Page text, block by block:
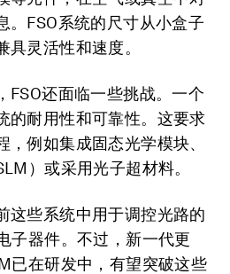
。FSO系统的尺寸从小盒子
灵活性和速度。
FSO还面临一些挑战。一个
的耐用性和可靠性。这要求
例如集成固态光学模块、
）或采用光子超材料。
这些系统中用于调控光路的
子器件。不过，新一代更
已在研发中，有望突破这些